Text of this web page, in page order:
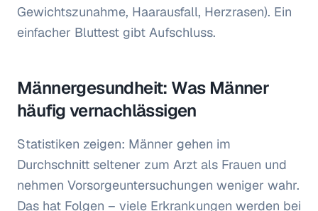
Gewichtszunahme, Haarausfall, Herzrasen). Ein
einfacher Bluttest gibt Aufschluss.
Männergesundheit: Was Männer
häufig vernachlässigen
Statistiken zeigen: Männer gehen im
Durchschnitt seltener zum Arzt als Frauen und
nehmen Vorsorgeuntersuchungen weniger wahr.
Das hat Folgen – viele Erkrankungen werden bei